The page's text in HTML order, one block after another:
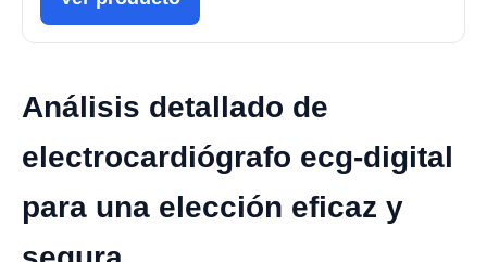
Análisis detallado de
electrocardiógrafo ecg-digital
para una elección eficaz y